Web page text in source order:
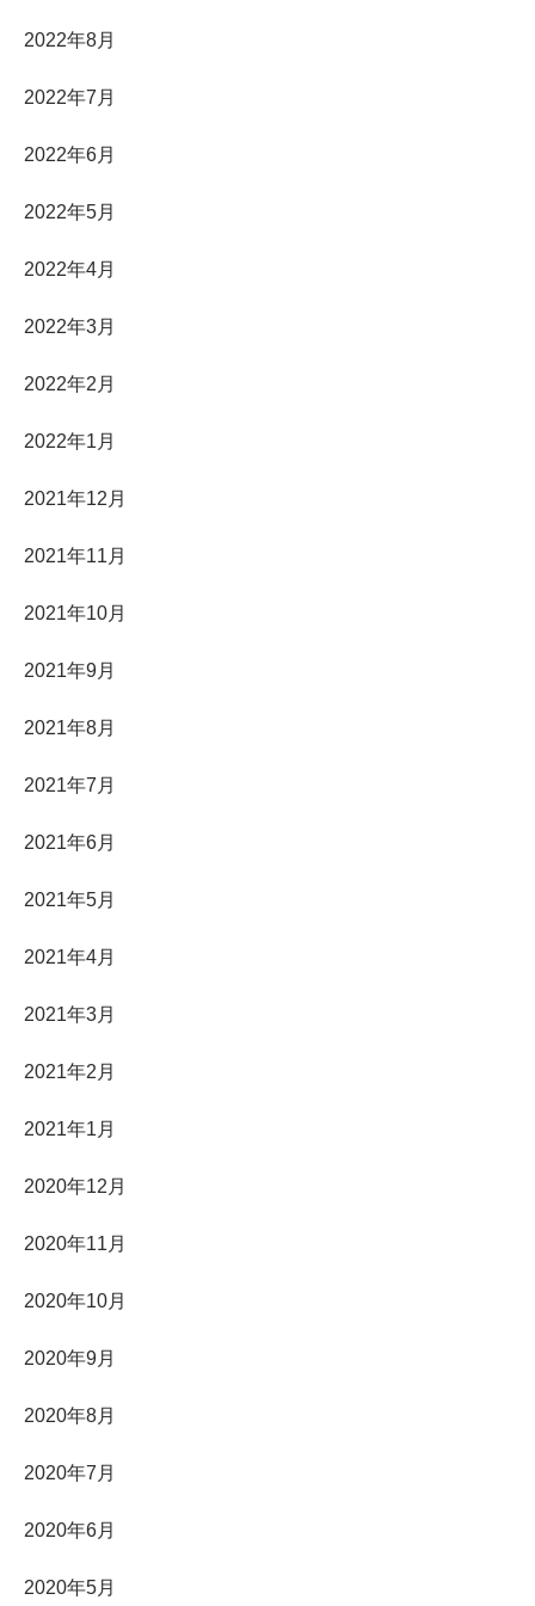
2022年8月
2022年7月
2022年6月
2022年5月
2022年4月
2022年3月
2022年2月
2022年1月
2021年12月
2021年11月
2021年10月
2021年9月
2021年8月
2021年7月
2021年6月
2021年5月
2021年4月
2021年3月
2021年2月
2021年1月
2020年12月
2020年11月
2020年10月
2020年9月
2020年8月
2020年7月
2020年6月
2020年5月